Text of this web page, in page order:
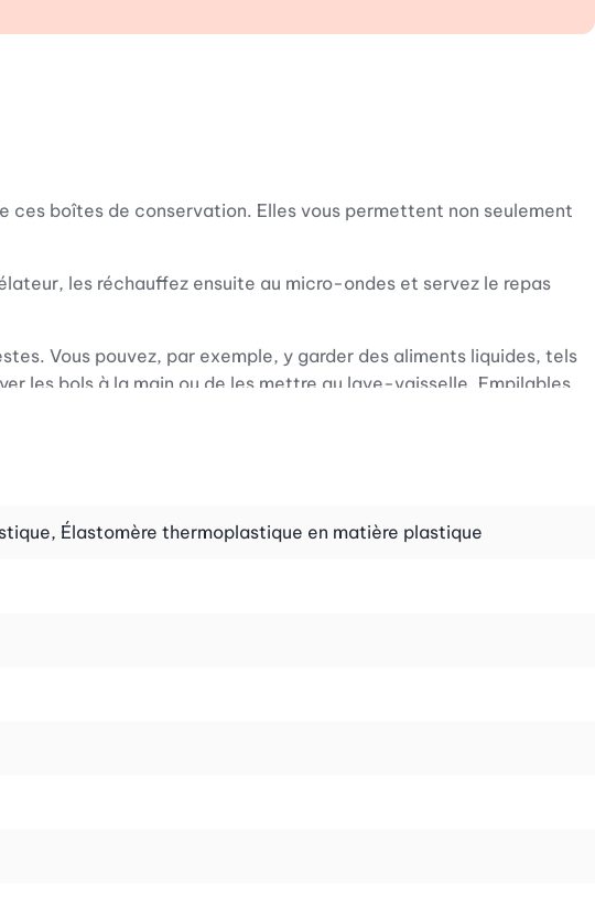
boîtes de conservation. Elles vous permettent non seulement
les réchauffez ensuite au micro-ondes et servez le repas
Vous pouvez, par exemple, y garder des aliments liquides, tels
les bols à la main ou de les mettre au lave-vaisselle. Empilables,
Élastomère thermoplastique en matière plastique